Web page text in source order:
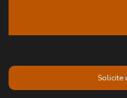
Solicite